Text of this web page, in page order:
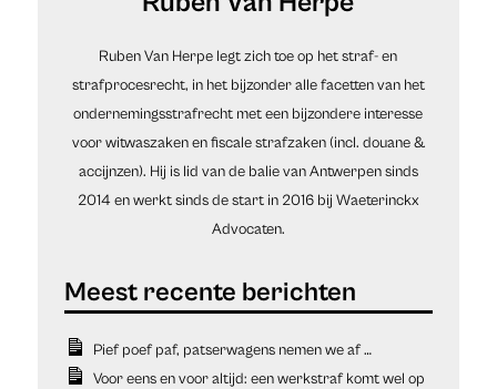
Ruben Van Herpe legt zich toe op het straf- en
strafprocesrecht, in het bijzonder alle facetten van het
ondernemingsstrafrecht met een bijzondere interesse
voor witwaszaken en fiscale strafzaken (incl. douane &
accijnzen). Hij is lid van de balie van Antwerpen sinds
2014 en werkt sinds de start in 2016 bij Waeterinckx
Advocaten.
Pief poef paf, patserwagens nemen we af …
Voor eens en voor altijd: een werkstraf komt wel op